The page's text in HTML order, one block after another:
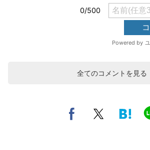
全てのコメントを見る